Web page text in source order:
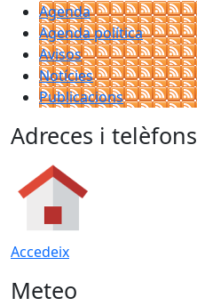
Agenda
Agenda política
Avisos
Notícies
Publicacions
Adreces i telèfons
Accedeix
Meteo